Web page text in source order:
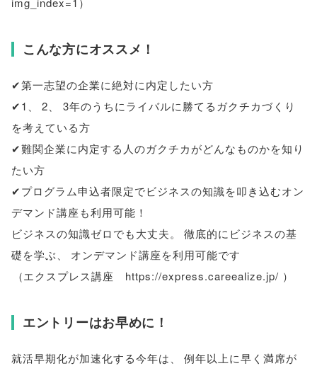
こんな方にオススメ！
✔第一志望の企業に絶対に内定したい方
✔1
2
3年のうちにライバルに勝てるガクチカづくり
を考えている方
✔難関企業に内定する人のガクチカがどんなものかを知り
たい方
✔プログラム申込者限定でビジネスの知識を叩き込むオン
デマンド講座も利用可能！
ビジネスの知識ゼロでも大丈夫。
徹底的にビジネスの基
礎を学ぶ
オンデマンド講座を利用可能です
（エクスプレス講座 https://express.careealize.jp/ ）
エントリーはお早めに！
就活早期化が加速化する今年は
例年以上に早く満席が